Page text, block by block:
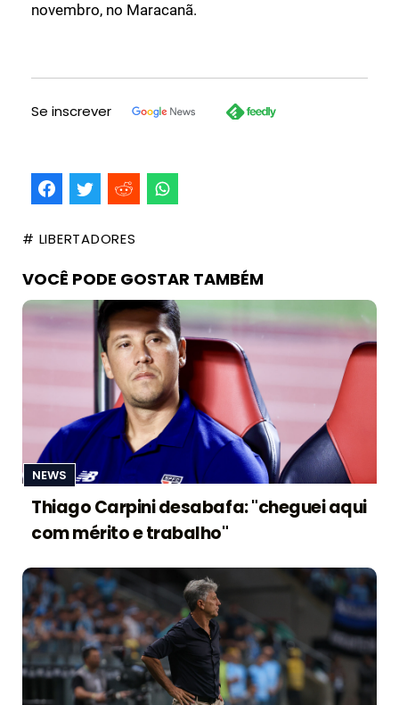
novembro, no Maracanã.
Se inscrever
# LIBERTADORES
VOCÊ PODE GOSTAR TAMBÉM
NEWS
Thiago Carpini desabafa: "cheguei aqui
com mérito e trabalho"